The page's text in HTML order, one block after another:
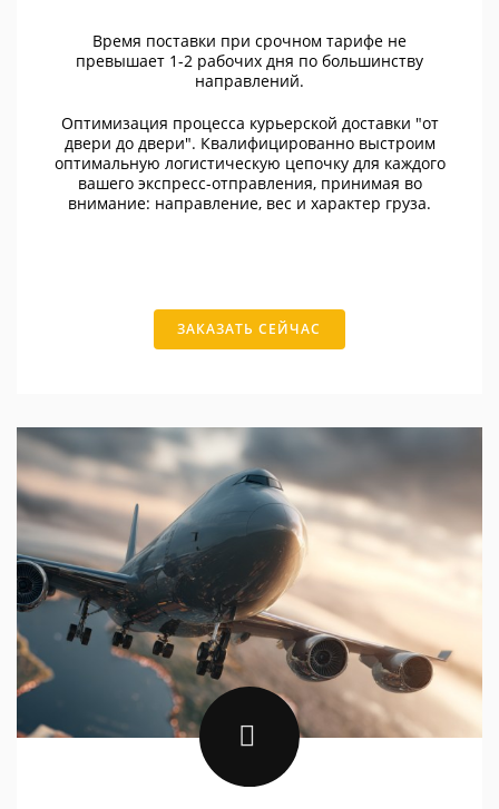
Время поставки при срочном тарифе не
превышает 1-2 рабочих дня по большинству
направлений.
Оптимизация процесса курьерской доставки "от
двери до двери". Квалифицированно выстроим
оптимальную логистическую цепочку для каждого
вашего экспресс-отправления, принимая во
внимание: направление, вес и характер груза.
ЗАКАЗАТЬ СЕЙЧАС